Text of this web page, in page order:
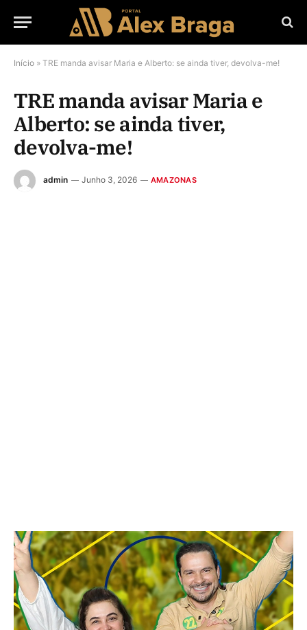
Início » TRE manda avisar Maria e Alberto: se ainda tiver, devolva-me!
TRE manda avisar Maria e
Alberto: se ainda tiver,
devolva-me!
admin Junho 3, 2026 AMAZONAS